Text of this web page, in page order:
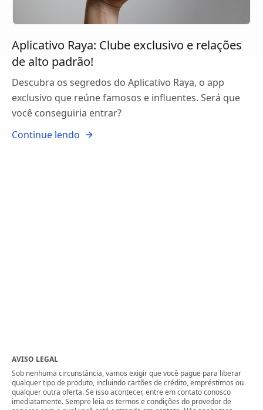
Aplicativo Raya: Clube exclusivo e relações
de alto padrão!
Descubra os segredos do Aplicativo Raya, o app
exclusivo que reúne famosos e influentes. Será que
você conseguiria entrar?
Continue lendo
AVISO LEGAL
Sob nenhuma circunstância, vamos exigir que você pague para liberar
qualquer tipo de produto, incluindo cartões de crédito, empréstimos ou
qualquer outra oferta. Se isso acontecer, entre em contato conosco
imediatamente. Sempre leia os termos e condições do provedor de